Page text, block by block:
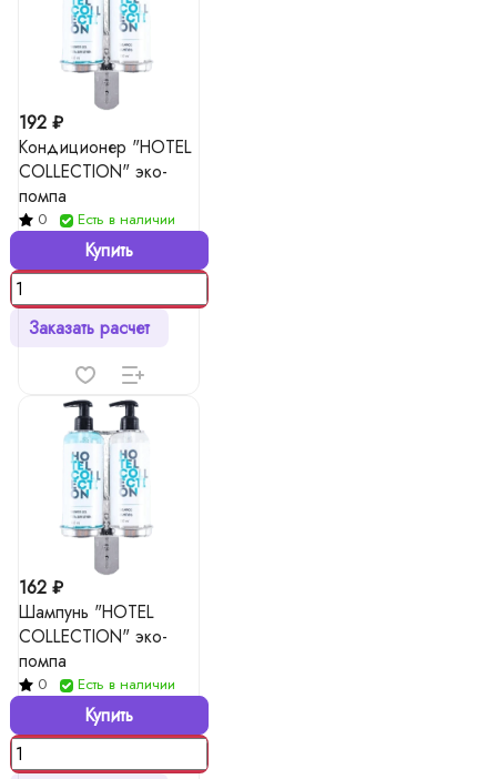
192 ₽
Кондиционер "HOTEL
COLLECTION" эко-
помпа
0 Есть в наличии
Купить
Заказать расчет
162 ₽
Шампунь "HOTEL
COLLECTION" эко-
помпа
0 Есть в наличии
Купить